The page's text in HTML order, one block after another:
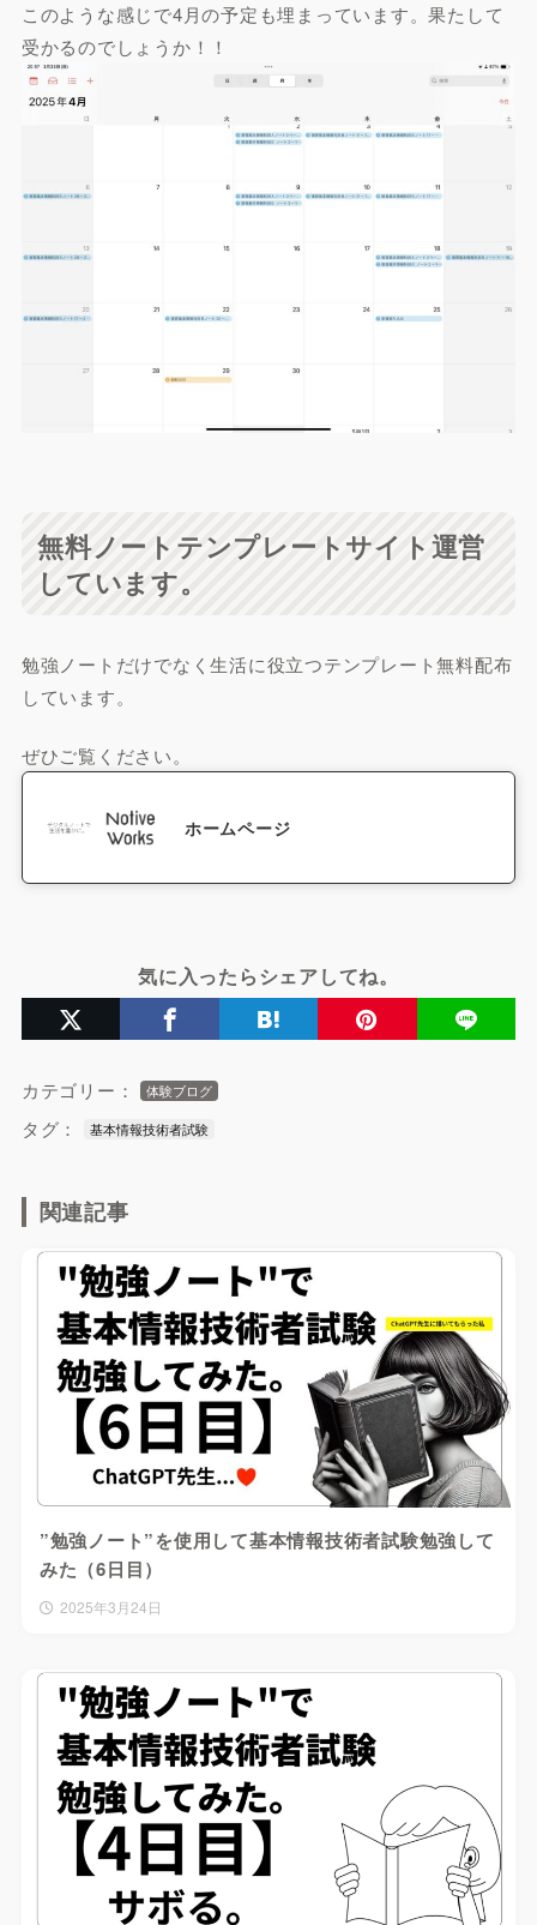
このような感じで4月の予定も埋まっています。果たして
受かるのでしょうか！！
無料ノートテンプレートサイト運営
しています。
勉強ノートだけでなく生活に役立つテンプレート無料配布
しています。
ぜひご覧ください。
ホームページ
気に入ったらシェアしてね。
カテゴリー： 体験ブログ
タグ： 基本情報技術者試験
関連記事
”勉強ノート”を使用して基本情報技術者試験勉強して
みた（6日目）
2025年3月24日